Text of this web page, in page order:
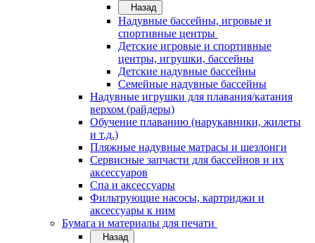
Назад
Надувные бассейны, игровые и
спортивные центры
Детские игровые и спортивные
центры, игрушки, бассейны
Детские надувные бассейны
Семейные надувные бассейны
Надувные игрушки для плавания/катания
верхом (райдеры)
Обучение плаванию (нарукавники, жилеты
и т.д.)
Пляжные надувные матрасы и шезлонги
Сервисные запчасти для бассейнов и их
аксессуаров
Спа и аксессуары
Фильтрующие насосы, картриджи и
аксессуары к ним
Бумага и материалы для печати
Назад